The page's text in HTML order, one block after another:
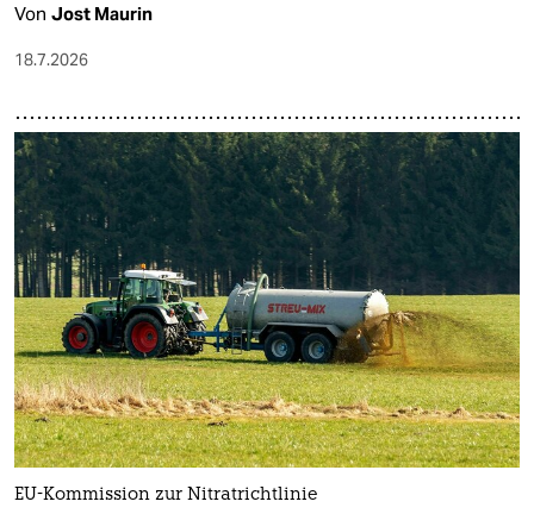
Von Jost Maurin
18.7.2026
EU-Kommission zur Nitratrichtlinie